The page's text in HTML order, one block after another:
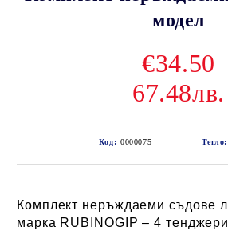
модел
€34.50
67.48лв.
Код: 0000075 Тегло:
Комплект неръждаеми съдове
марка RUBINOGIP – 4